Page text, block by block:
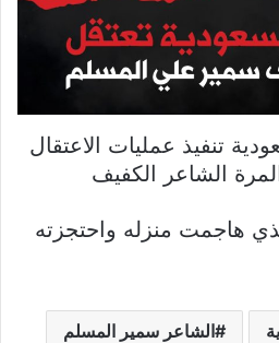
تنفيذ عمليات الاعتقال
الشاعر الكفيف
هاجمت منزله واحتجزته
الشاعر سمير المسلم